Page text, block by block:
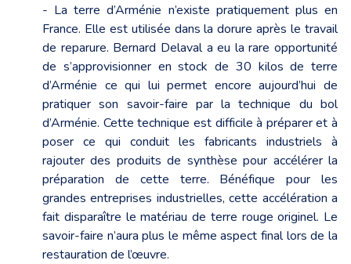
- La terre d’Arménie n’existe pratiquement plus en
France. Elle est utilisée dans la dorure après le travail
de reparure. Bernard Delaval a eu la rare opportunité
de s’approvisionner en stock de 30 kilos de terre
d’Arménie ce qui lui permet encore aujourd’hui de
pratiquer son savoir-faire par la technique du bol
d’Arménie. Cette technique est difficile à préparer et à
poser ce qui conduit les fabricants industriels à
rajouter des produits de synthèse pour accélérer la
préparation de cette terre. Bénéfique pour les
grandes entreprises industrielles, cette accélération a
fait disparaître le matériau de terre rouge originel. Le
savoir-faire n’aura plus le même aspect final lors de la
restauration de l’œuvre.